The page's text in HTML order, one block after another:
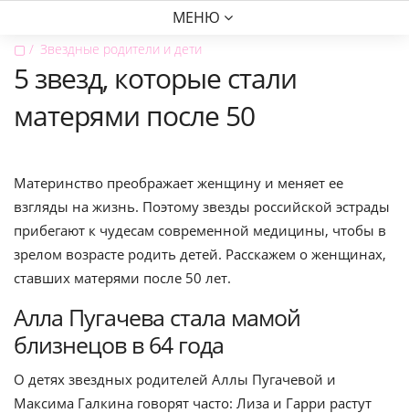
МЕНЮ
▢ Звездные родители и дети
5 звезд, которые стали
матерями после 50
Материнство преображает женщину и меняет ее
взгляды на жизнь. Поэтому звезды российской эстрады
прибегают к чудесам современной медицины, чтобы в
зрелом возрасте родить детей. Расскажем о женщинах,
ставших матерями после 50 лет.
Алла Пугачева стала мамой
близнецов в 64 года
О детях звездных родителей Аллы Пугачевой и
Максима Галкина говорят часто: Лиза и Гарри растут